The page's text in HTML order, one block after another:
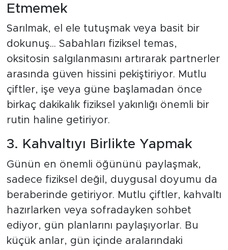
Etmemek
Sarılmak, el ele tutuşmak veya basit bir
dokunuş... Sabahları fiziksel temas,
oksitosin salgılanmasını artırarak partnerler
arasında güven hissini pekiştiriyor. Mutlu
çiftler, işe veya güne başlamadan önce
birkaç dakikalık fiziksel yakınlığı önemli bir
rutin haline getiriyor.
3. Kahvaltıyı Birlikte Yapmak
Günün en önemli öğününü paylaşmak,
sadece fiziksel değil, duygusal doyumu da
beraberinde getiriyor. Mutlu çiftler, kahvaltı
hazırlarken veya sofradayken sohbet
ediyor, gün planlarını paylaşıyorlar. Bu
küçük anlar, gün içinde aralarındaki